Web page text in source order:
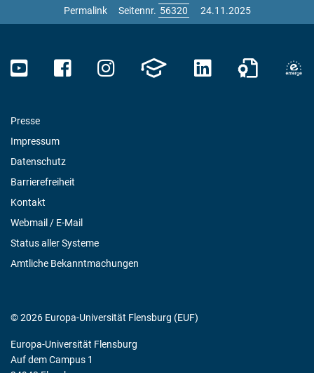
Permalink Seitennr. 24.11.2025
Presse
Impressum
Datenschutz
Barrierefreiheit
Kontakt
Webmail / E-Mail
Status aller Systeme
Amtliche Bekanntmachungen
© 2026 Europa-Universität Flensburg (EUF)
Europa-Universität Flensburg
Auf dem Campus 1